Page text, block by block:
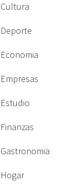
Cultura
Deporte
Economia
Empresas
Estudio
Finanzas
Gastronomia
Hogar